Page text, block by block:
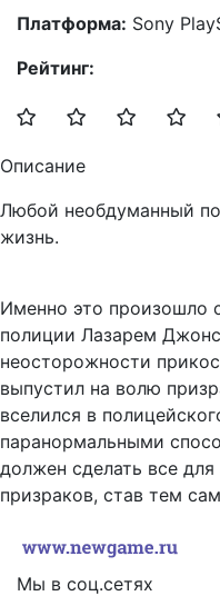
Платформа: Sony
Рейтинг:
Описание
Любой необдуманный
жизнь.
Именно это произошло
полиции Лазарем
неосторожности
выпустил на волю
вселился в
паранормальными
должен сделать все
призраков, став тем
Мы в соц.сетях